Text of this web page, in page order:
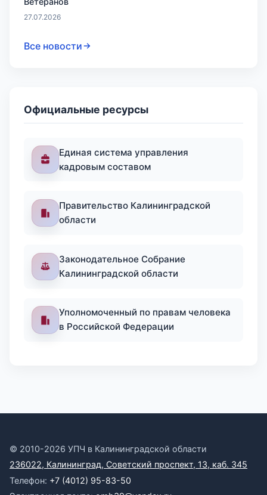
27.07.2026
Все новости
Официальные ресурсы
Единая система управления
кадровым составом
Правительство Калининградской
области
Законодательное Собрание
Калининградской области
Уполномоченный по правам человека
в Российской Федерации
© 2010-2026 УПЧ в Калининградской области
236022, Калининград, Советский проспект, 13, каб. 345
Телефон: +7 (4012) 95-83-50